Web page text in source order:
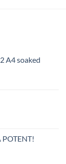
A4 soaked
POTENT!